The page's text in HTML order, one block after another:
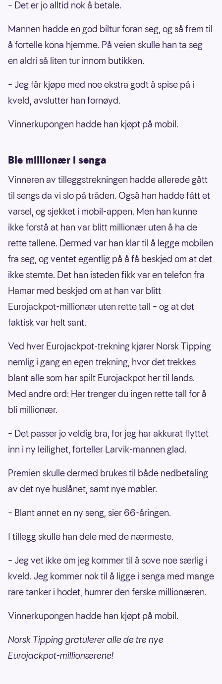
– Det er jo alltid nok å betale.
Mannen hadde en god biltur foran seg, og så frem til
å fortelle kona hjemme. På veien skulle han ta seg
en aldri så liten tur innom butikken.
– Jeg får kjøpe med noe ekstra godt å spise på i
kveld, avslutter han fornøyd.
Vinnerkupongen hadde han kjøpt på mobil.
Ble millionær i senga
Vinneren av tilleggstrekningen hadde allerede gått
til sengs da vi slo på tråden. Også han hadde fått et
varsel, og sjekket i mobil-appen. Men han kunne
ikke forstå at han var blitt millionær uten å ha de
rette tallene. Dermed var han klar til å legge mobilen
fra seg, og ventet egentlig på å få beskjed om at det
ikke stemte. Det han isteden fikk var en telefon fra
Hamar med beskjed om at han var blitt
Eurojackpot-millionær uten rette tall – og at det
faktisk var helt sant.
Ved hver Eurojackpot-trekning kjører Norsk Tipping
nemlig i gang en egen trekning, hvor det trekkes
blant alle som har spilt Eurojackpot her til lands.
Med andre ord: Her trenger du ingen rette tall for å
bli millionær.
– Det passer jo veldig bra, for jeg har akkurat flyttet
inn i ny leilighet, forteller Larvik-mannen glad.
Premien skulle dermed brukes til både nedbetaling
av det nye huslånet, samt nye møbler.
– Blant annet en ny seng, sier 66-åringen.
I tillegg skulle han dele med de nærmeste.
– Jeg vet ikke om jeg kommer til å sove noe særlig i
kveld. Jeg kommer nok til å ligge i senga med mange
rare tanker i hodet, humrer den ferske millionæren.
Vinnerkupongen hadde han kjøpt på mobil.
Norsk Tipping gratulerer alle de tre nye
Eurojackpot-millionærene!